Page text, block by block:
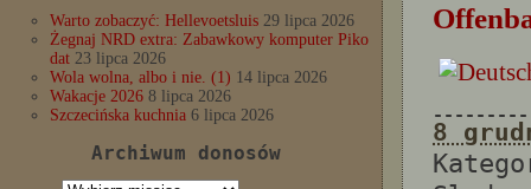
Warto zobaczyć: Hellevoetsluis 29 lipca 2026
Żegnaj NRD extra: Zabawkowy komputer Piko
dat 23 lipca 2026
Wola wolna, albo i nie. (1) 14 lipca 2026
Wakacje 2026 8 lipca 2026
Szczecińska kuchnia 6 lipca 2026
Archiwum donosów
8